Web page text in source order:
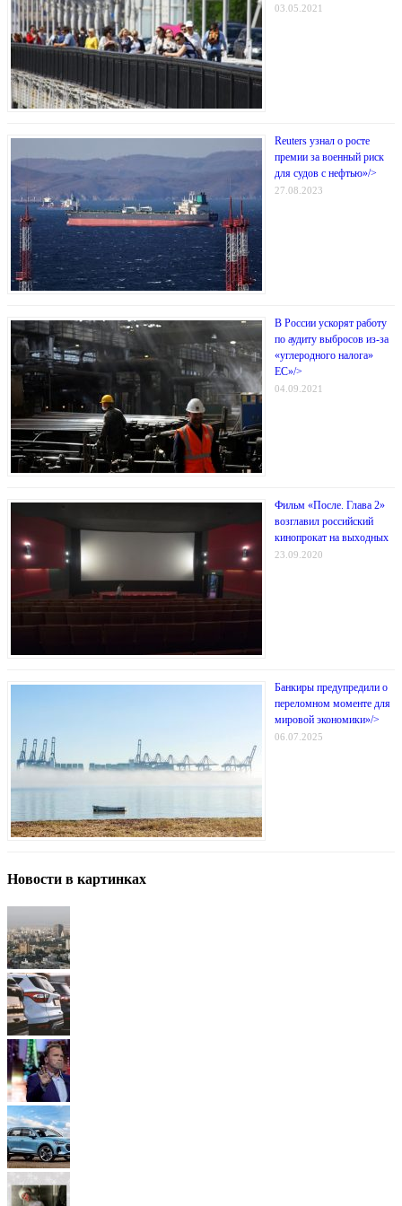
03.05.2021
Reuters узнал о росте
премии за военный риск
для судов с нефтью»/>
27.08.2023
В России ускорят работу
по аудиту выбросов из-за
«углеродного налога»
ЕС»/>
04.09.2021
Фильм «После. Глава 2»
возглавил российский
кинопрокат на выходных
23.09.2020
Банкиры предупредили о
переломном моменте для
мировой экономики»/>
06.07.2025
Новости в картинках